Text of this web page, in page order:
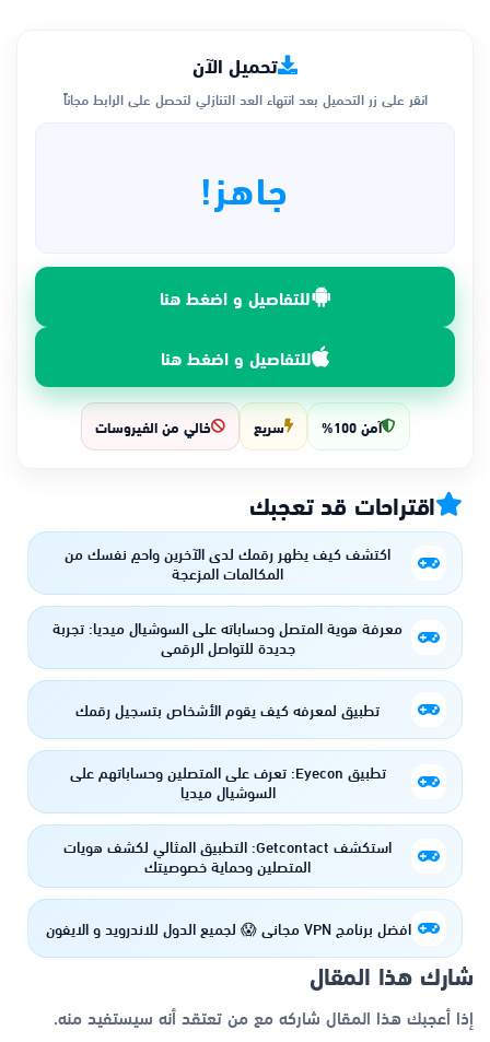
تحميل الآن
انقر على زر التحميل بعد انتهاء العد التنازلي لتحصل على الرابط مجاناً
جاهز!
للتفاصيل و اضغط هنا
للتفاصيل و اضغط هنا
آمن 100% سريع خالي من الفيروسات
اقتراحات قد تعجبك
اكتشف كيف يظهر رقمك لدى الآخرين واحمِ نفسك من
المكالمات المزعجة
معرفة هوية المتصل وحساباته على السوشيال ميديا: تجربة
جديدة للتواصل الرقمي
تطبيق لمعرفه كيف يقوم الأشخاص بتسجيل رقمك
تطبيق Eyecon: تعرف على المتصلين وحساباتهم على
السوشيال ميديا
استكشف Getcontact: التطبيق المثالي لكشف هويات
المتصلين وحماية خصوصيتك
افضل برنامج VPN مجاني 😱 لجميع الدول للاندرويد و الايفون
شارك هذا المقال
إذا أعجبك هذا المقال شاركه مع من تعتقد أنه سيستفيد منه.